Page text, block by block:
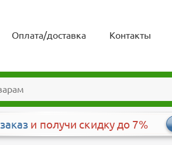
Оплата/доставка Контакты
и получи скидку до 7%